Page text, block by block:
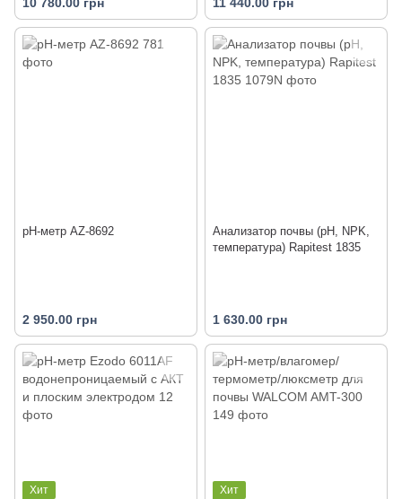
10 780.00 грн 11 440.00 грн
pH-метр AZ-8692
2 950.00 грн
Анализатор почвы (pH, NPK,
температура) Rapitest 1835
1 630.00 грн
Хит Хит